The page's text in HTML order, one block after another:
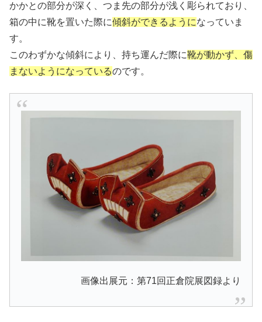
かかとの部分が深く、つま先の部分が浅く彫られており、
箱の中に靴を置いた際に傾斜ができるようになっていま
す。
このわずかな傾斜により、持ち運んだ際に靴が動かず、傷
まないようになっているのです。
画像出展元：第71回正倉院展図録より